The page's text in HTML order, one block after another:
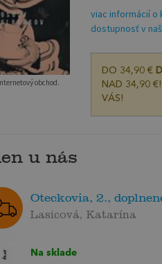
obchod.
viac informácií o
dostupnosť v
DO 34,90 €
NAD 34,90
VÁS!
u nás
Oteckovia, 2.,
Lasicová, Katarína
Na sklade